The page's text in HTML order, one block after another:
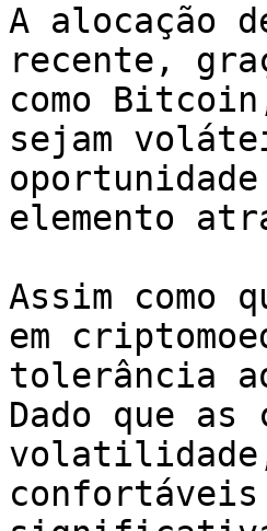
A alocação
recente,
como
sejam
elemento
Assim como
em
tolerância
Dado que as